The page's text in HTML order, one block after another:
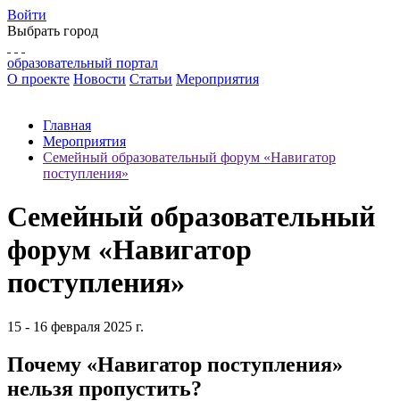
Войти
Выбрать город
образовательный портал
О проекте Новости Статьи Мероприятия
Главная
Мероприятия
Семейный образовательный форум «Навигатор
поступления»
Семейный образовательный
форум «Навигатор
поступления»
15 - 16 февраля 2025 г.
Почему «Навигатор поступления»
нельзя пропустить?